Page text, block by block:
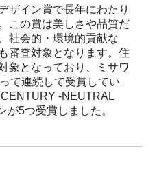
ザイン賞で長年にわたり
この賞は美しさや品質だ
社会的・環境的貢献な
審査対象となります。住
象となっており、ミサワ
て連続して受賞してい
-NEUTRAL
が5つ受賞しました。